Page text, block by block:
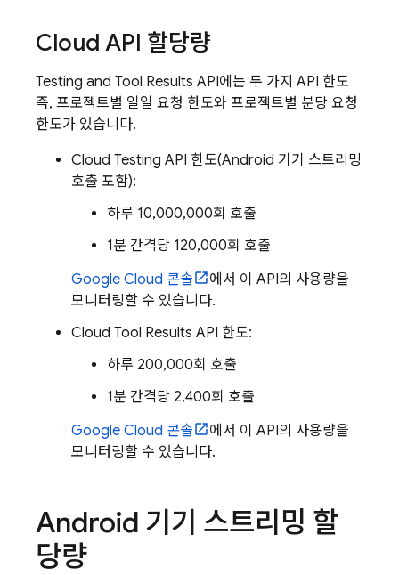
Cloud API 할당량
Testing and Tool Results API에는 두 가지 API 한도
즉, 프로젝트별 일일 요청 한도와 프로젝트별 분당 요청
한도가 있습니다.
Cloud Testing API 한도(Android 기기 스트리밍
호출 포함):
하루 10,000,000회 호출
1분 간격당 120,000회 호출
Google Cloud 콘솔
에서 이 API의 사용량을
모니터링할 수 있습니다.
Cloud Tool Results API 한도:
하루 200,000회 호출
1분 간격당 2,400회 호출
Google Cloud 콘솔
에서 이 API의 사용량을
모니터링할 수 있습니다.
Android 기기 스트리밍 할
당량